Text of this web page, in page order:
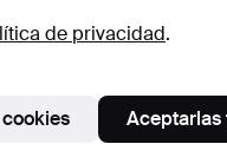
de privacidad.
Aceptarlas